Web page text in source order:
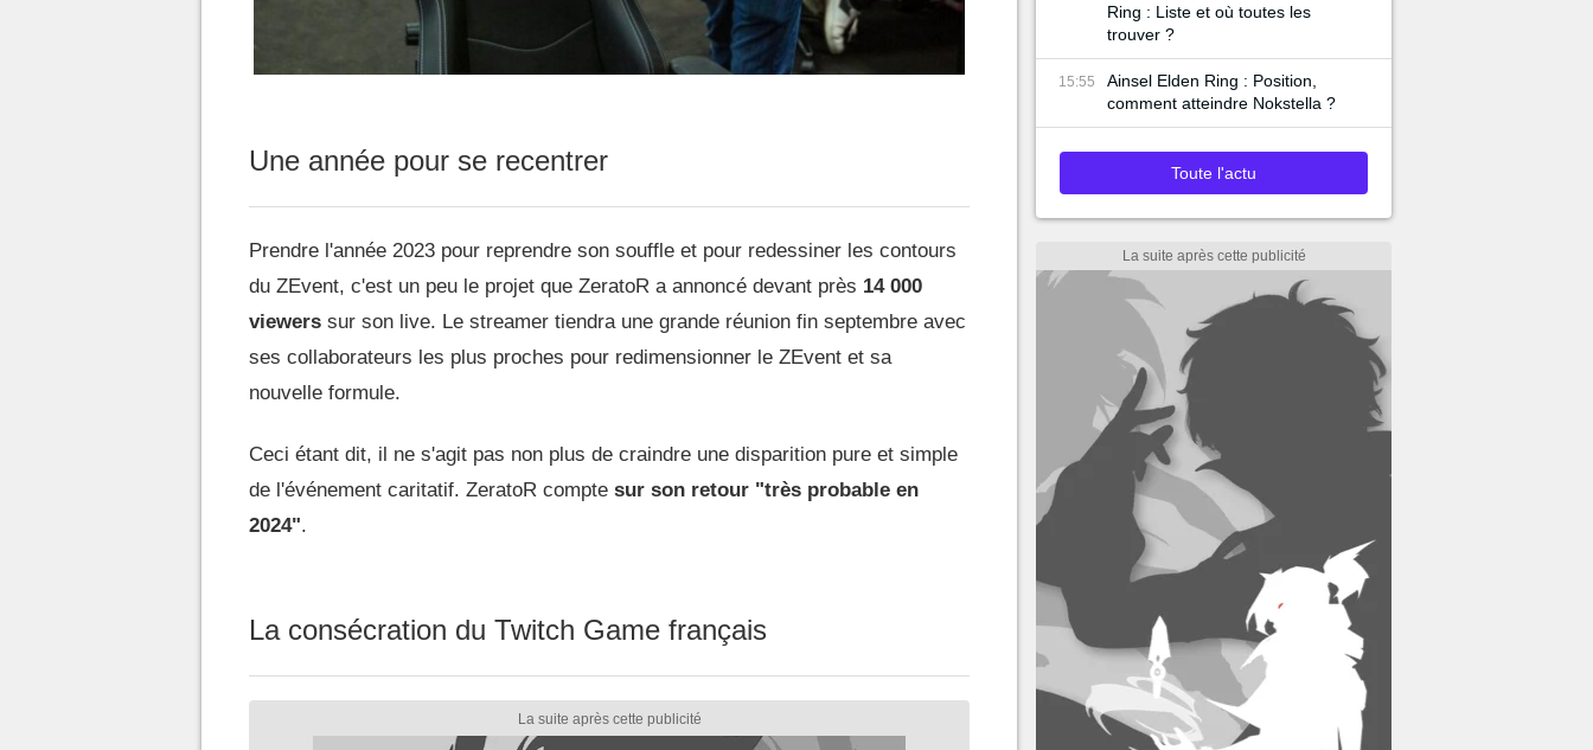
Une année pour se recentrer
Prendre l'année 2023 pour reprendre son souffle et pour redessiner les contours
du ZEvent, c'est un peu le projet que ZeratoR a annoncé devant près 14 000
viewers sur son live. Le streamer tiendra une grande réunion fin septembre avec
ses collaborateurs les plus proches pour redimensionner le ZEvent et sa
nouvelle formule.
Ceci étant dit, il ne s'agit pas non plus de craindre une disparition pure et simple
de l'événement caritatif. ZeratoR compte sur son retour "très probable en
2024".
La consécration du Twitch Game français
Ring : Liste et où toutes les
trouver ?
15:55
Ainsel Elden Ring : Position,
comment atteindre Nokstella ?
Toute l'actu